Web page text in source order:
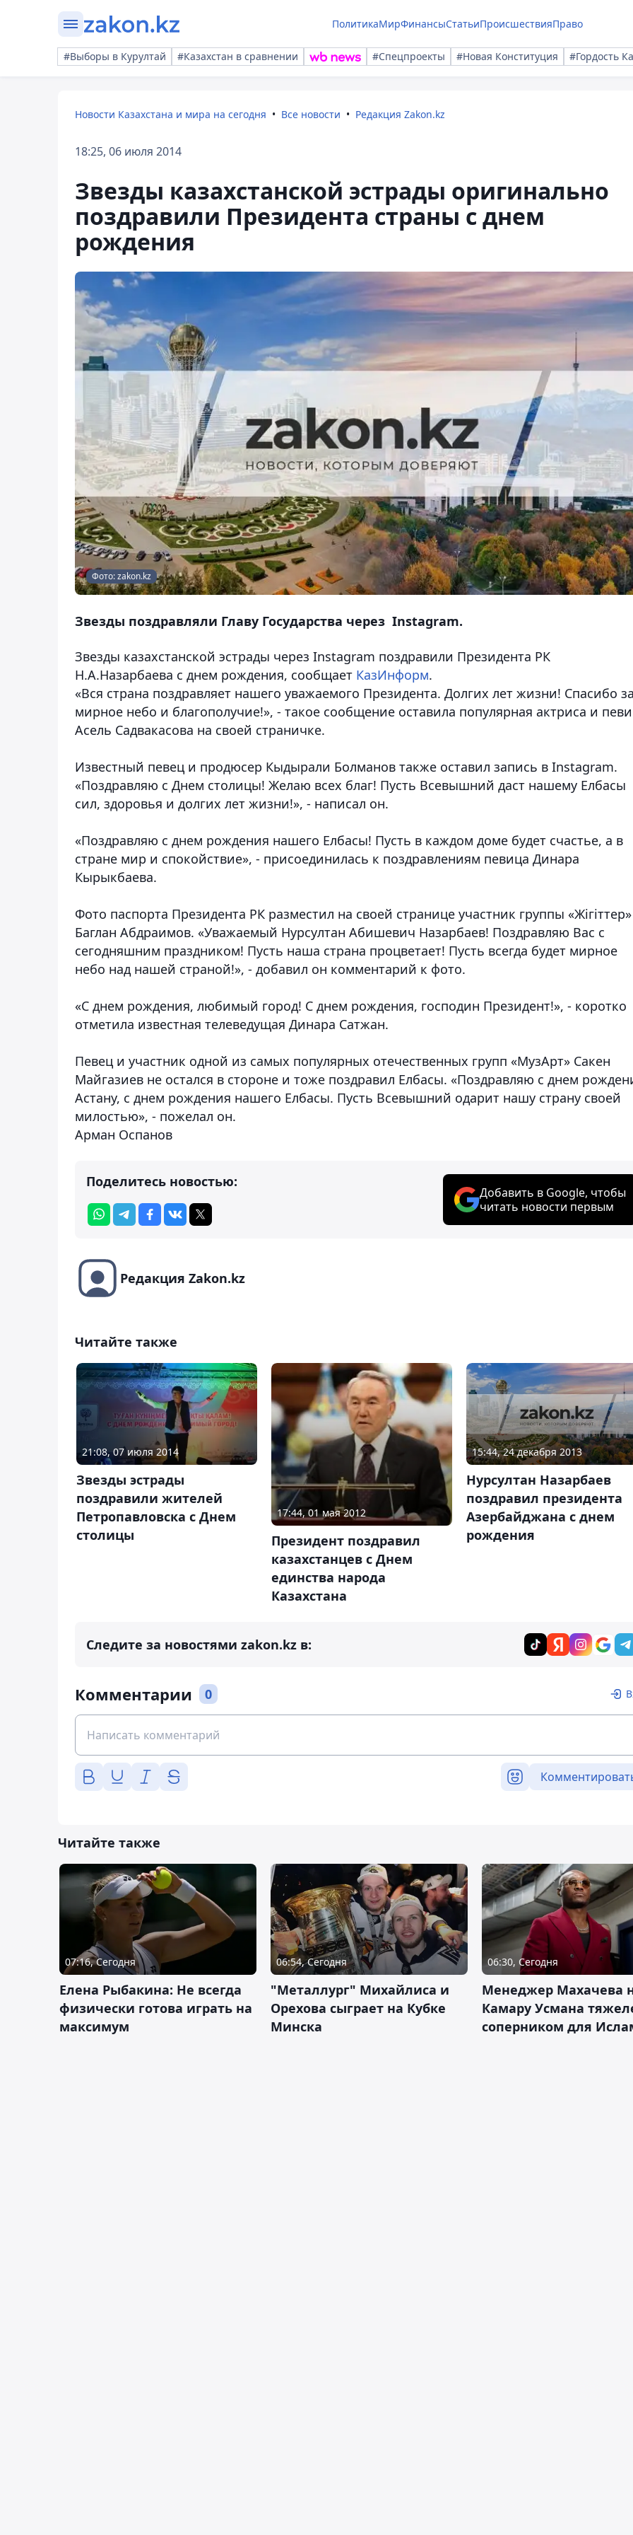
ПолитикаМирФинансыСтатьиПроисшествияПраво
#Выборы в Курултай #Казахстан в сравнении #Спецпроекты #Новая Конституция #Гордость
Новости Казахстана и мира на сегодня Все новости Редакция Zakon.kz
18:25, 06 июля 2014
Звезды казахстанской эстрады оригинально
поздравили Президента страны с днем
рождения
Фото: zakon.kz
Звезды поздравляли Главу Государства через Instagram.
Звезды казахстанской эстрады через Instagram поздравили Президента РК
Н.А.Назарбаева с днем рождения, сообщает КазИнформ.
«Вся страна поздравляет нашего уважаемого Президента. Долгих лет жизни! Спасибо
мирное небо и благополучие!», - такое сообщение оставила популярная актриса и
Асель Садвакасова на своей страничке.
Известный певец и продюсер Кыдырали Болманов также оставил запись в Instagram.
«Поздравляю с Днем столицы! Желаю всех благ! Пусть Всевышний даст нашему Елбасы
сил, здоровья и долгих лет жизни!», - написал он.
«Поздравляю с днем рождения нашего Елбасы! Пусть в каждом доме будет счастье, а в
стране мир и спокойствие», - присоединилась к поздравлениям певица Динара
Кырыкбаева.
Фото паспорта Президента РК разместил на своей странице участник группы «Жігіттер»
Баглан Абдраимов. «Уважаемый Нурсултан Абишевич Назарбаев! Поздравляю Вас с
сегодняшним праздником! Пусть наша страна процветает! Пусть всегда будет мирное
небо над нашей страной!», - добавил он комментарий к фото.
«С днем рождения, любимый город! С днем рождения, господин Президент!», - коротко
отметила известная телеведущая Динара Сатжан.
Певец и участник одной из самых популярных отечественных групп «МузАрт» Сакен
Майгазиев не остался в стороне и тоже поздравил Елбасы. «Поздравляю с днем
Астану, с днем рождения нашего Елбасы. Пусть Всевышний одарит нашу страну своей
милостью», - пожелал он.
Арман Оспанов
Поделитесь новостью:
Добавить в Google, чтобы
читать новости первым
Редакция Zakon.kz
Читайте также
21:08, 07 июля 2014
Звезды эстрады
поздравили жителей
Петропавловска с Днем
столицы
17:44, 01 мая 2012
Президент поздравил
казахстанцев с Днем
единства народа
Казахстана
15:44, 24 декабря 2013
Нурсултан Назарбаев
поздравил президента
Азербайджана с днем
рождения
Следите за новостями zakon.kz в:
Комментарии 0
Читайте также
07:16, Сегодня
Елена Рыбакина: Не всегда
физически готова играть на
максимум
06:54, Сегодня
"Металлург" Михайлиса и
Орехова сыграет на Кубке
Минска
06:30, Сегодня
Менеджер Махачева
Камару Усмана
соперником для